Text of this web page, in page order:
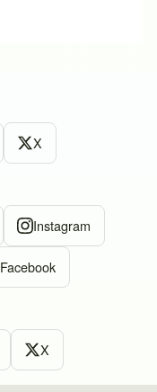
X
Instagram
Facebook
X